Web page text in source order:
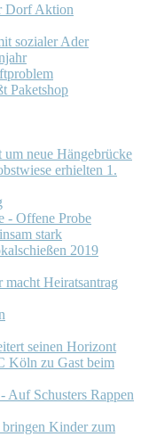
Dorf Aktion
sozialer Ader
Paketshop
neue Hängebrücke
erhielten 1.
- Offene Probe
stark
2019
Heiratsantrag
seinen Horizont
Köln zu Gast beim
Auf Schusters Rappen
Kinder zum